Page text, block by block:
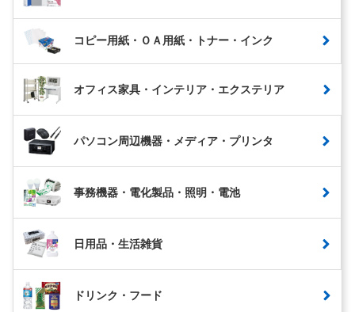
コピー用紙・ＯＡ用紙・トナー・インク
オフィス家具・インテリア・エクステリア
パソコン周辺機器・メディア・プリンタ
事務機器・電化製品・照明・電池
日用品・生活雑貨
ドリンク・フード